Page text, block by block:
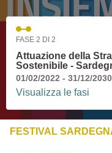
FASE 2 DI 2
Attuazione della
Sostenibile -
01/02/2022 - 31/12/2030
Visualizza le fasi
FESTIVAL